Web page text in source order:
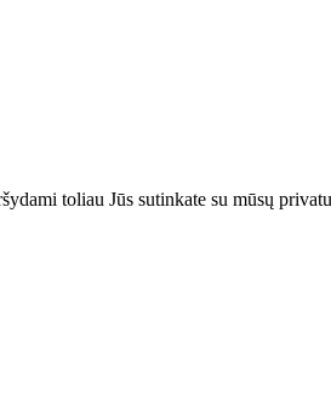
toliau Jūs sutinkate su mūsų